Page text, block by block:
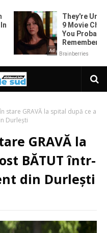
stare GRAVĂ la spital după ce a
Durlești
GRAVĂ la
BĂTUT într-
din Durlești